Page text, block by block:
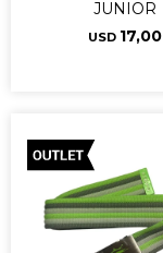
JUNIOR
USD 17,00